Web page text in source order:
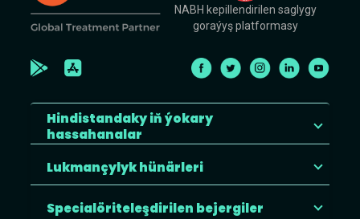
NABH kepillendirilen saglygy
goraýyş platformasy
Hindistandaky iň ýokary
hassahanalar
Lukmançylyk hünärleri
Specialöriteleşdirilen bejergiler